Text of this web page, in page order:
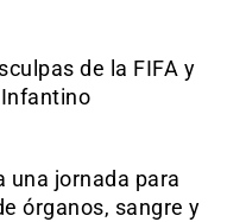
de la FIFA y
una jornada para
órganos, sangre y